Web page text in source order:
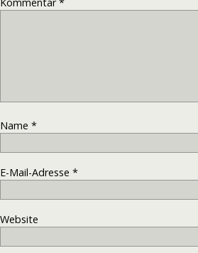
Name *
E-Mail-Adresse *
Website